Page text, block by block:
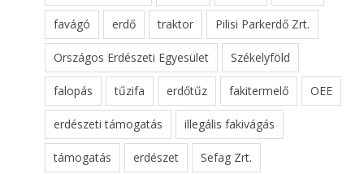
favágó erdő traktor Pilisi Parkerdő Zrt.
Országos Erdészeti Egyesület Székelyföld
falopás tűzifa erdőtűz fakitermelő OEE
erdészeti támogatás illegális fakivágás
támogatás erdészet Sefag Zrt.